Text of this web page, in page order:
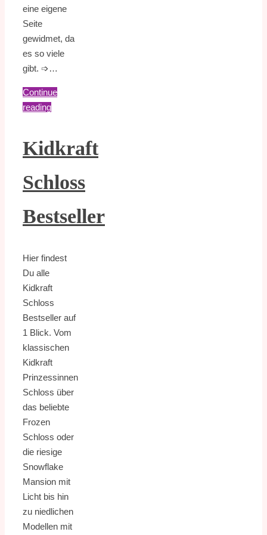
eine eigene
Seite
gewidmet, da
es so viele
gibt. ➩…
Continue
reading
Kidkraft
Schloss
Bestseller
Hier findest
Du alle
Kidkraft
Schloss
Bestseller auf
1 Blick. Vom
klassischen
Kidkraft
Prinzessinnen
Schloss über
das beliebte
Frozen
Schloss oder
die riesige
Snowflake
Mansion mit
Licht bis hin
zu niedlichen
Modellen mit